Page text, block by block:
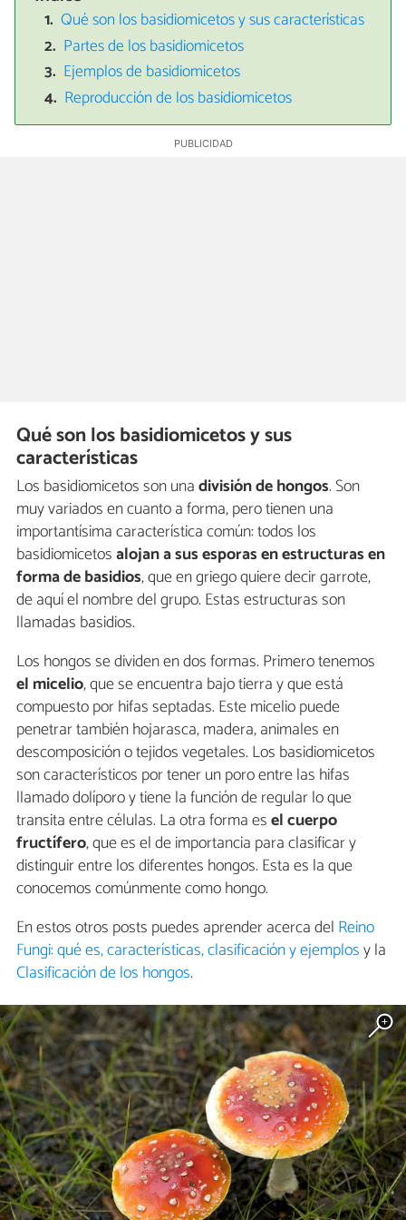
Qué son los basidiomicetos y sus características
Partes de los basidiomicetos
Ejemplos de basidiomicetos
Reproducción de los basidiomicetos
Qué son los basidiomicetos y sus
características
Los basidiomicetos son unadivisión de hongos. Son
muy variados en cuanto a forma, pero tienen una
importantísima característica común: todos los
basidiomicetosalojan a sus esporas en estructuras en
forma de basidios, que en griego quiere decir garrote,
de aquí el nombre del grupo. Estas estructuras son
llamadas basidios.
Los hongos se dividen en dos formas. Primero tenemos
el micelio, que se encuentra bajo tierra y que está
compuesto por hifas septadas. Este micelio puede
penetrar también hojarasca, madera, animales en
descomposición o tejidos vegetales. Los basidiomicetos
son característicos por tener un poro entre las hifas
llamado dolíporo y tiene la función de regular lo que
transita entre células. La otra forma esel cuerpo
fructífero, que es el de importancia para clasificar y
distinguir entre los diferentes hongos. Esta es la que
conocemos comúnmente como hongo.
En estos otros posts puedes aprender acerca del Reino
Fungi: qué es, características, clasificación y ejemplosy la
Clasificación de los hongos.